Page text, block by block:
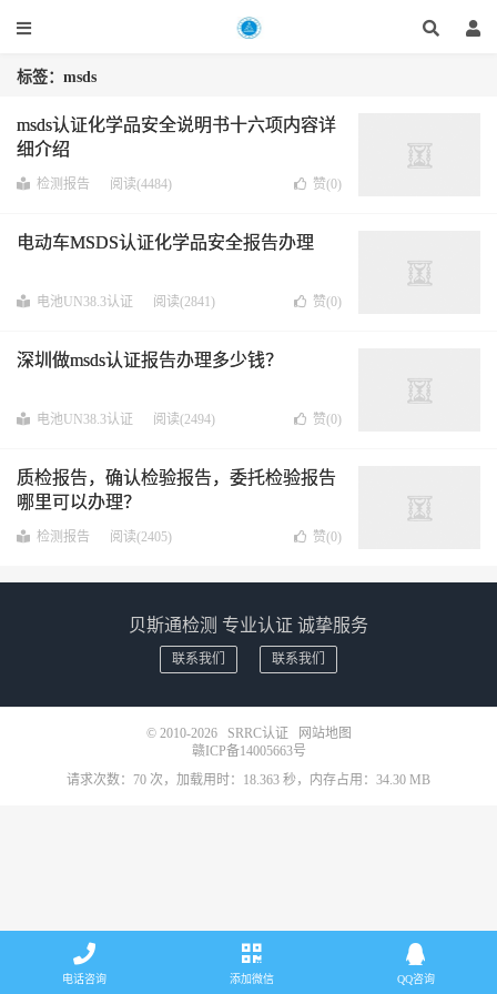
标签：msds
msds认证化学品安全说明书十六项内容详
细介绍
检测报告 阅读(4484) 赞(0)
电动车MSDS认证化学品安全报告办理
电池UN38.3认证 阅读(2841) 赞(0)
深圳做msds认证报告办理多少钱？
电池UN38.3认证 阅读(2494) 赞(0)
质检报告，确认检验报告，委托检验报告
哪里可以办理？
检测报告 阅读(2405) 赞(0)
贝斯通检测 专业认证 诚挚服务
联系我们 联系我们
© 2010-2026 SRRC认证
网站地图
赣ICP备14005663号
请求次数：70 次，加载用时：18.363 秒，内存占用：34.30 MB
电话咨询 添加微信 QQ咨询